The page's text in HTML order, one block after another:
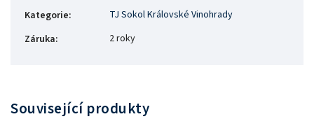
Kategorie:
TJ Sokol Královské Vinohrady
Záruka: 2 roky
Související produkty